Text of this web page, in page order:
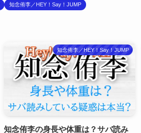
知念侑李／HEY！Say！JUMP
知念侑李／HEY！Say！JUMP
知念侑李の身長や体重は？サバ読み